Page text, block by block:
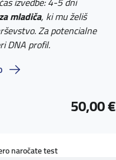
mladiča, ki mu želiš
Za potencialne
DNA profil.
50,00 €
naročate test